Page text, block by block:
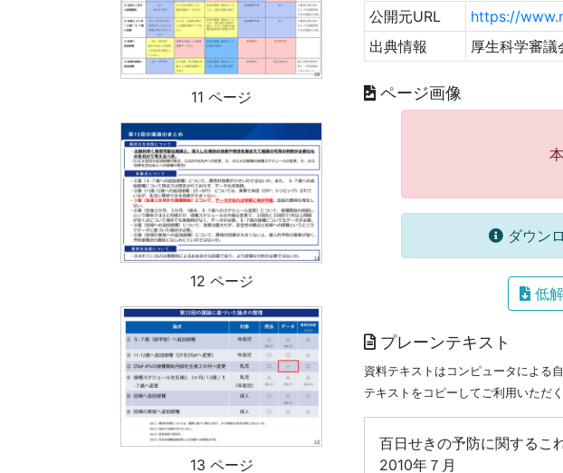
11 ページ
12 ページ
13 ページ
公開元URL
https://
出典情報
厚生科学審議
ページ画像
ダウン
低
プレーンテキスト
資料テキストはコンピュータによる
テキストをコピーしてご利用いただ
百日せきの予防に関するこ
2010年７月